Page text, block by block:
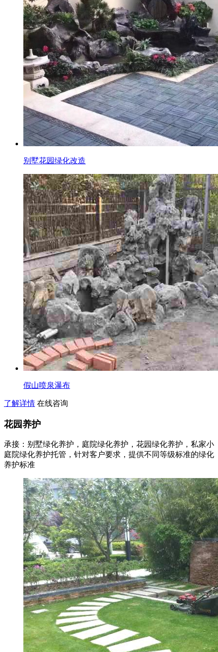
别墅花园绿化改造
假山喷泉瀑布
了解详情 在线咨询
花园养护
承接：别墅绿化养护，庭院绿化养护，花园绿化养护，私家小
庭院绿化养护托管，针对客户要求，提供不同等级标准的绿化
养护标准